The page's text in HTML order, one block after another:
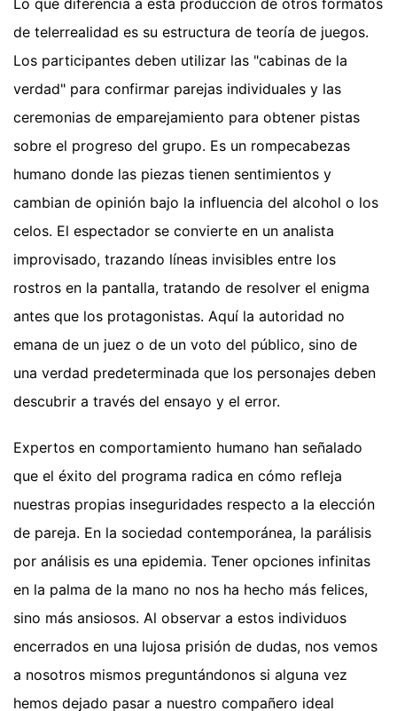
Lo que diferencia a esta producción de otros formatos
de telerrealidad es su estructura de teoría de juegos.
Los participantes deben utilizar las "cabinas de la
verdad" para confirmar parejas individuales y las
ceremonias de emparejamiento para obtener pistas
sobre el progreso del grupo. Es un rompecabezas
humano donde las piezas tienen sentimientos y
cambian de opinión bajo la influencia del alcohol o los
celos. El espectador se convierte en un analista
improvisado, trazando líneas invisibles entre los
rostros en la pantalla, tratando de resolver el enigma
antes que los protagonistas. Aquí la autoridad no
emana de un juez o de un voto del público, sino de
una verdad predeterminada que los personajes deben
descubrir a través del ensayo y el error.
Expertos en comportamiento humano han señalado
que el éxito del programa radica en cómo refleja
nuestras propias inseguridades respecto a la elección
de pareja. En la sociedad contemporánea, la parálisis
por análisis es una epidemia. Tener opciones infinitas
en la palma de la mano no nos ha hecho más felices,
sino más ansiosos. Al observar a estos individuos
encerrados en una lujosa prisión de dudas, nos vemos
a nosotros mismos preguntándonos si alguna vez
hemos dejado pasar a nuestro compañero ideal